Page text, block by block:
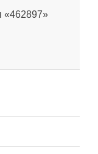
«462897»